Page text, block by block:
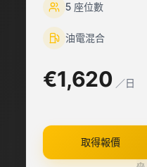
5 座位數
油電混合
€1,620 ／日
取得報價